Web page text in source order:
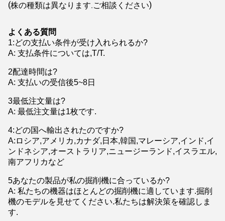
(株の種類は異なります.ご相談ください)
よくある質問
1:どの支払い条件が受け入れられるか?
A: 支払条件については,T/T.
2配達時間は?
A: 支払いの受信後5~8日
3最低注文量は?
A: 最低注文量は1枚です.
4:どの国へ輸出されたのですか?
A:ロシア,アメリカ,カナダ,日本,韓国,マレーシア,インド,イ
ンドネシア,オーストラリア,ニュージーランド,イスラエル,
南アフリカなど
5あなたの製品が私の掘削機に合っているか?
A: 私たちの機器はほとんどの掘削機に適しています.掘削
機のモデルを見せてください.私たちは解決策を確認しま
す.